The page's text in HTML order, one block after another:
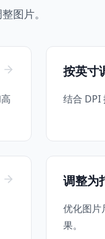
图片。
按英寸
结合 DPI
调整为
优化图片
果。